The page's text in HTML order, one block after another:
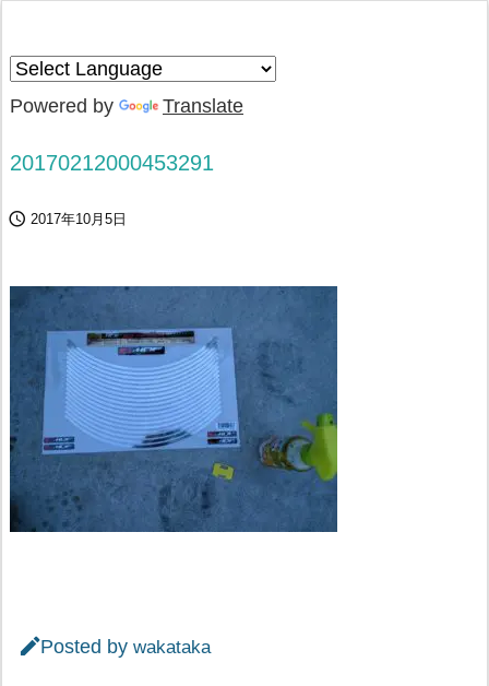
Powered by Translate
20170212000453291
 2017年10月5日
Posted by wakataka